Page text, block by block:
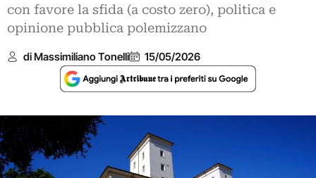
con favore la sfida (a costo zero), politica e
opinione pubblica polemizzano
di Massimiliano Tonelli 15/05/2026